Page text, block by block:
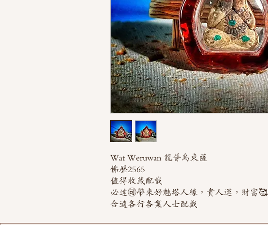
Wat Weruwan 龍普烏東薩
佛歷2565
值得收藏配戴
必達🉑️帶來好魅塔人緣，貴人運，財富🥰
合適各行各業人士配戴